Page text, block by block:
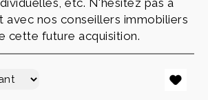
etc. N'hésitez pas à
avec nos conseillers immobiliers
cette future acquisition.